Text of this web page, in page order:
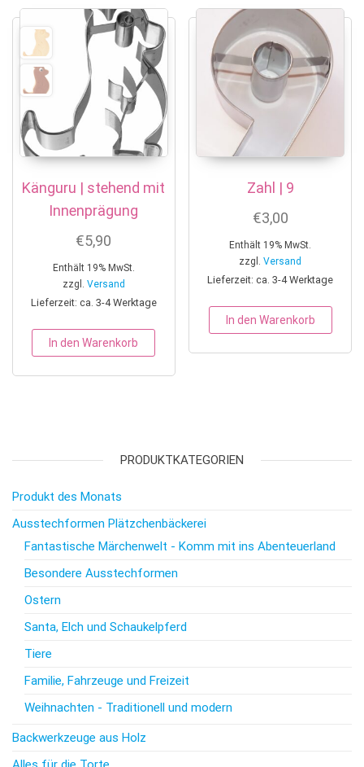
Känguru | stehend mit
Innenprägung
€5,90
Enthält 19% MwSt.
zzgl. Versand
Lieferzeit: ca. 3-4 Werktage
In den Warenkorb
Zahl | 9
€3,00
Enthält 19% MwSt.
zzgl.Versand
Lieferzeit: ca. 3-4 Werktage
In den Warenkorb
PRODUKTKATEGORIEN
Produkt des Monats
Ausstechformen Plätzchenbäckerei
Fantastische Märchenwelt - Komm mit ins Abenteuerland
Besondere Ausstechformen
Ostern
Santa, Elch und Schaukelpferd
Tiere
Familie, Fahrzeuge und Freizeit
Weihnachten - Traditionell und modern
Backwerkzeuge aus Holz